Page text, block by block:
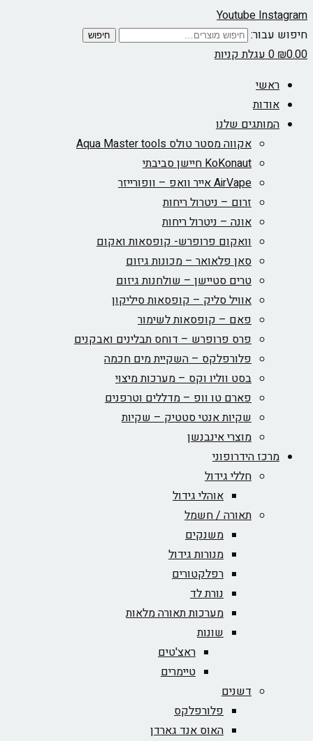
YoutubeInstagram
חיפוש עבור:
חיפוש
₪0.00
0עגלת קניות
ראשי
אודות
המותגים שלנו
אקווה מסטר טולס Aqua Master tools
KoKonaut חיישן סביבתי
AirVape אייר וואפ – וופורייזר
זרום – ניטרול ריחות
אונה – ניטרול ריחות
וואקום פרופרש- קופסאות ואקום
סאן פלאואר – מכונות גיזום
טרים סטיישן – שולחנות גיזום
אוויל סליק – קופסאות סיליקון
פאם – קופסאות לשימור
פרס פרופרש – דוחס תבלינים ואבקנים
פלורפלקס – השקיית מים חכמה
בסט ווליו וקס – מערכות מיצוי
פארם טו וופ – מדללים וטרפנים
שקיות אנטי סטטיק – שקיות
מוצרי אינבנשן
מרכז הידרופוני
חללי גידול
אוהלי גידול
תאורה / חשמל
משנקים
מנורות גידול
רפלקטורים
נורת לד
מערכות תאורה מלאות
שונות
ראצ'טים
טיימרים
דשנים
פלורפלקס
האוס אנד גארדן